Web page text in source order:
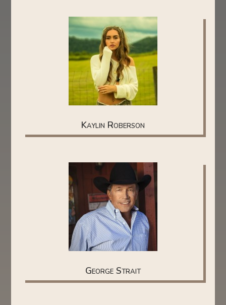
Kaylin Roberson
George Strait